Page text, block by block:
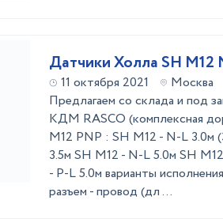
Датчики Холла SH M12
11 октября 2021
Москва
Предлагаем со склада и под
КДМ RASCO (комплексная
M12 PNP : SH M12 - N-L 3.0м
3.5м SH M12 - N-L 5.0м SH
- P-L 5.0м варианты
разъем - провод (дл ...